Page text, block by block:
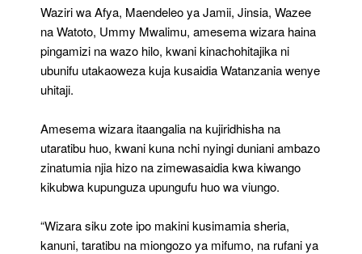
Waziri wa Afya, Maendeleo ya Jamii, Jinsia, Wazee
na Watoto, Ummy Mwalimu, amesema wizara haina
pingamizi na wazo hilo, kwani kinachohitajika ni
ubunifu utakaoweza kuja kusaidia Watanzania wenye
uhitaji.
Amesema wizara itaangalia na kujiridhisha na
utaratibu huo, kwani kuna nchi nyingi duniani ambazo
zinatumia njia hizo na zimewasaidia kwa kiwango
kikubwa kupunguza upungufu huo wa viungo.
“Wizara siku zote ipo makini kusimamia sheria,
kanuni, taratibu na miongozo ya mifumo, na rufani ya